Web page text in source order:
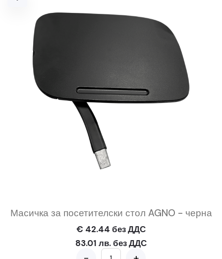
Масичка за посетителски стол AGNO - черна
€ 42.44 без ДДС
83.01 лв. без ДДС